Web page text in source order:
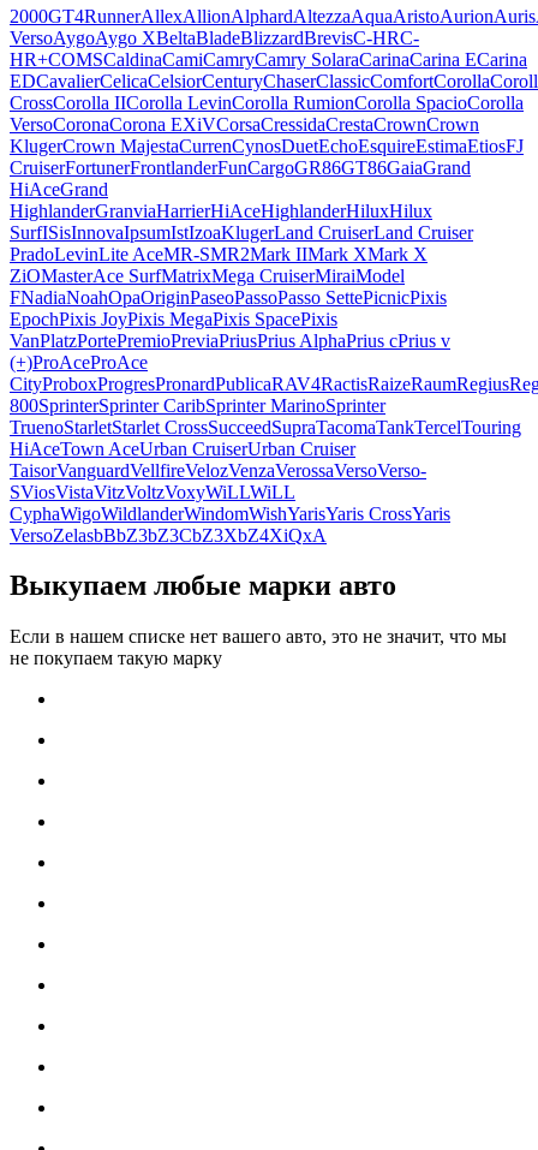
2000GT4RunnerAllexAllionAlphardAltezzaAquaAristoAurionAuris
VersoAygoAygo XBeltaBladeBlizzardBrevisC-HRC-
HR+COMSCaldinaCamiCamryCamry SolaraCarinaCarina ECarina
EDCavalierCelicaCelsiorCenturyChaserClassicComfortCorolla
CrossCorolla IICorolla LevinCorolla RumionCorolla SpacioCorolla
VersoCoronaCorona EXiVCorsaCressidaCrestaCrownCrown
KlugerCrown MajestaCurrenCynosDuetEchoEsquireEstimaEtiosFJ
CruiserFortunerFrontlanderFunCargoGR86GT86GaiaGrand
HiAceGrand
HighlanderGranviaHarrierHiAceHighlanderHiluxHilux
SurfISisInnovaIpsumIstIzoaKlugerLand CruiserLand Cruiser
PradoLevinLite AceMR-SMR2Mark IIMark XMark X
ZiOMasterAce SurfMatrixMega CruiserMiraiModel
FNadiaNoahOpaOriginPaseoPassoPasso SettePicnicPixis
EpochPixis JoyPixis MegaPixis SpacePixis
VanPlatzPortePremioPreviaPriusPrius AlphaPrius cPrius v
(+)ProAceProAce
CityProboxProgresPronardPublicaRAV4RactisRaizeRaumRegius
800SprinterSprinter CaribSprinter MarinoSprinter
TruenoStarletStarlet CrossSucceedSupraTacomaTankTercelTouring
HiAceTown AceUrban CruiserUrban Cruiser
TaisorVanguardVellfireVelozVenzaVerossaVersoVerso-
SViosVistaVitzVoltzVoxyWiLLWiLL
CyphaWigoWildlanderWindomWishYarisYaris CrossYaris
VersoZelasbBbZ3bZ3CbZ3XbZ4XiQxA
Выкупаем любые марки авто
Если в нашем списке нет вашего авто, это не значит, что мы
не покупаем такую марку